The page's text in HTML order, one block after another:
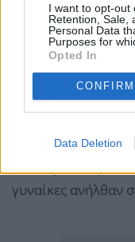
I want to opt-out
Retention, Sale,
Personal Data
Purposes for
Opted In
CONFIRM
Data Deletion
ανέργων τον
άτομα,
(-11,3%) σε σχέση
προηγούμενου
κατά 18.837 άτομα
γυναίκες ανήλθαν